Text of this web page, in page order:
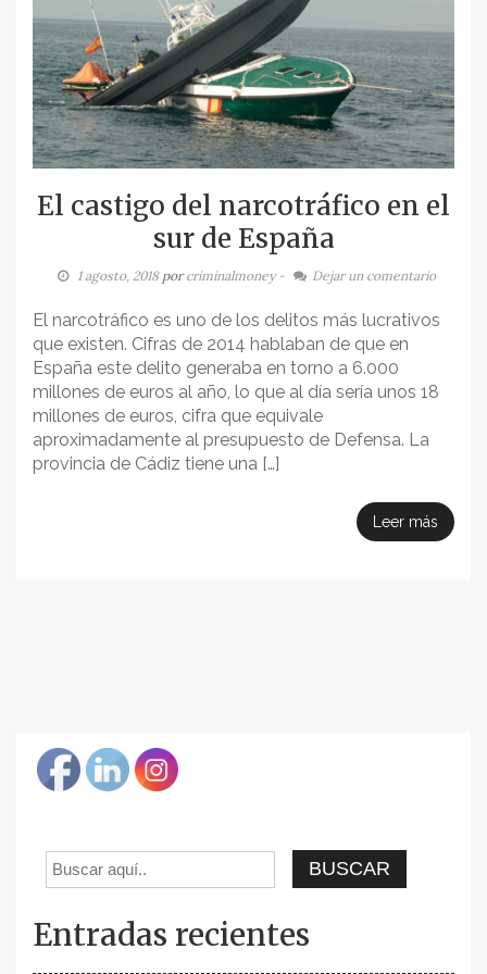
El castigo del narcotráfico en el
sur de España
1 agosto, 2018porcriminalmoney - Dejar un comentario
El narcotráfico es uno de los delitos más lucrativos
que existen. Cifras de 2014 hablaban de que en
España este delito generaba en torno a 6.000
millones de euros al año, lo que al día sería unos 18
millones de euros, cifra que equivale
aproximadamente al presupuesto de Defensa. La
provincia de Cádiz tiene una […]
Leer más
Entradas recientes